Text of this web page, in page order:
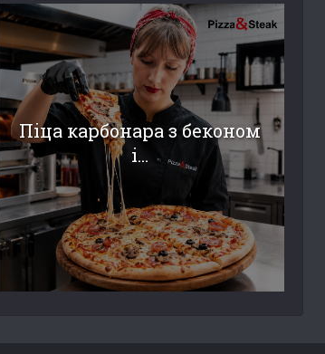
Піца карбонара з беконом
і...